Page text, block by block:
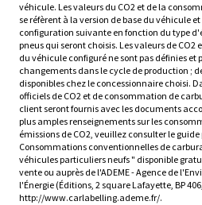
véhicule. Les valeurs du CO2 et de la
se réfèrent à la version de base du véhicule
configuration suivante en fonction du type
pneus qui seront choisis. Les valeurs de
du véhicule configuré ne sont pas définies et
changements dans le cycle de production ;
disponibles chez le concessionnaire choisi.
officiels de CO2 et de consommation de
client seront fournis avec les documents
plus amples renseignements sur les
émissions de CO2, veuillez consulter le
Consommations conventionnelles de
véhicules particuliers neufs " disponible
vente ou auprès de l'ADEME - Agence de
l'Énergie (Éditions, 2 square Lafayette, BP
http://www.carlabelling.ademe.fr/.